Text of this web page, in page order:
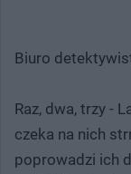
Biuro
Raz, dwa, trzy -
czeka na nich
poprowadzi ich